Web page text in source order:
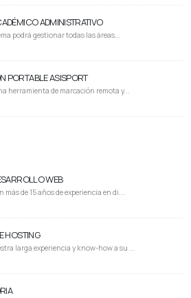
ADMINISTRATIVO
podrá gestionar todas las áreas...
PORTABLE ASISPORT
herramienta de marcación remota y...
WEB
más de 15 años de experiencia en di...
HOSTING
larga experiencia y know-how a su ...